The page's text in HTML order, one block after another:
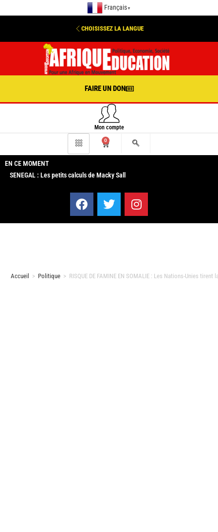
Français ▼
CHOISISSEZ LA LANGUE
FAIRE UN DON
Mon compte
0
EN CE MOMENT
SENEGAL : Les petits calculs de Macky Sall
Accueil > Politique > RISQUE DE FAMINE EN SOMALIE : Les Nations-Unies